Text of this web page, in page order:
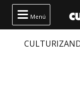
 Menú